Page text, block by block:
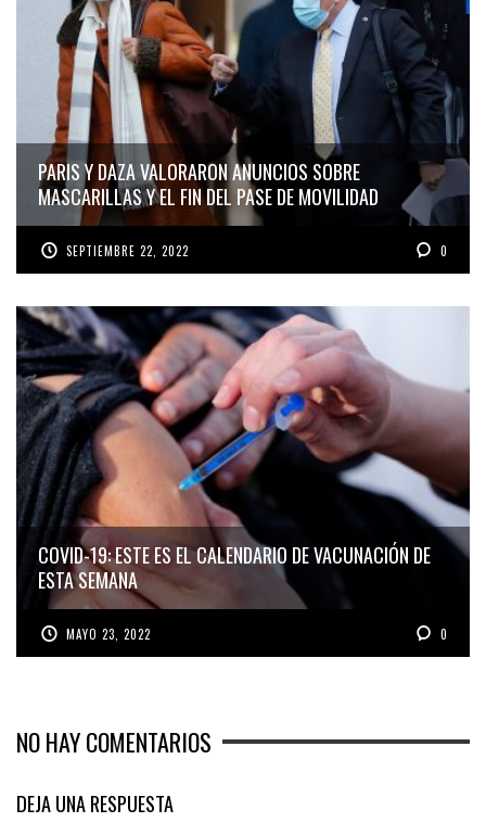
PARIS Y DAZA VALORARON ANUNCIOS SOBRE
MASCARILLAS Y EL FIN DEL PASE DE MOVILIDAD
SEPTIEMBRE 22, 2022 0
COVID-19: ESTE ES EL CALENDARIO DE VACUNACIÓN DE
ESTA SEMANA
MAYO 23, 2022 0
NO HAY COMENTARIOS
DEJA UNA RESPUESTA